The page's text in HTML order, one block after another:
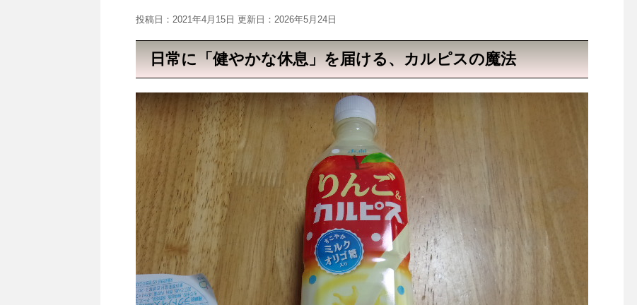
投稿日：2021年4月15日 更新日： 2026年5月24日
日常に「健やかな休息」を届ける、カルピスの魔法